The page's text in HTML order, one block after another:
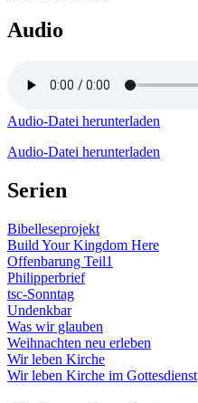
Audio
Audio-Datei herunterladen
Audio-Datei herunterladen
Serien
Bibelleseprojekt
Build Your Kingdom Here
Offenbarung Teil1
Philipperbrief
tsc-Sonntag
Undenkbar
Was wir glauben
Weihnachten neu erleben
Wir leben Kirche
Wir leben Kirche im Gottesdienst